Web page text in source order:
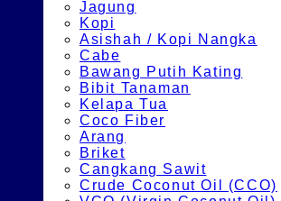
Jagung
Kopi
Asishah / Kopi Nangka
Cabe
Bawang Putih Kating
Bibit Tanaman
Kelapa Tua
Coco Fiber
Arang
Briket
Cangkang Sawit
Crude Coconut Oil (CCO)